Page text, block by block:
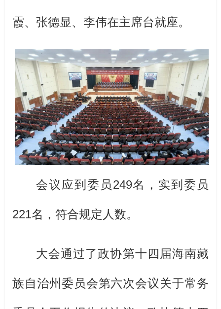
霞、张德显、李伟在主席台就座。
会议应到委员249名，实到委员
221名，符合规定人数。
大会通过了政协第十四届海南藏
族自治州委员会第六次会议关于常务